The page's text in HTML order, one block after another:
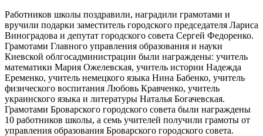
Работников школы поздравили, наградили грамотами и
вручили подарки заместитель городского председателя Лариса
Виноградова и депутат городского совета Сергей Федоренко.
Грамотами Главного управления образования и науки
Киевской облгосадминистрации были награждены: учитель
математики Мария Ожелевская, учитель истории Надежда
Еременко, учитель немецкого языка Нина Бабенко, учитель
физического воспитания Любовь Кравченко, учитель
украинского языка и литературы Наталья Богачевская.
Грамотами Броварского городского совета были награждены
10 работников школы, а семь учителей получили грамоты от
управления образования Броварского городского совета.